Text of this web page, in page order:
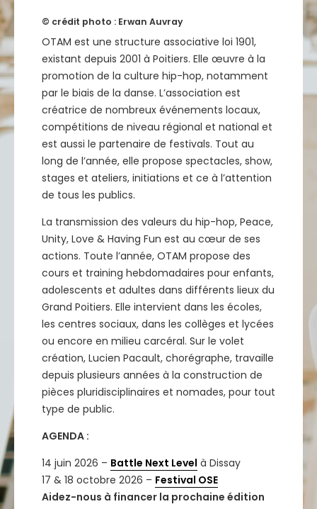
© crédit photo : Erwan Auvray
OTAM est une structure associative loi 1901,
existant depuis 2001 à Poitiers. Elle œuvre à la
promotion de la culture hip-hop, notamment
par le biais de la danse. L’association est
créatrice de nombreux événements locaux,
compétitions de niveau régional et national et
est aussi le partenaire de festivals. Tout au
long de l’année, elle propose spectacles, show,
stages et ateliers, initiations et ce à l’attention
de tous les publics.
La transmission des valeurs du hip-hop, Peace,
Unity, Love & Having Fun est au cœur de ses
actions. Toute l’année, OTAM propose des
cours et training hebdomadaires pour enfants,
adolescents et adultes dans différents lieux du
Grand Poitiers. Elle intervient dans les écoles,
les centres sociaux, dans les collèges et lycées
ou encore en milieu carcéral. Sur le volet
création, Lucien Pacault, chorégraphe, travaille
depuis plusieurs années à la construction de
pièces pluridisciplinaires et nomades, pour tout
type de public.
AGENDA :
14 juin 2026 – Battle Next Level à Dissay
17 & 18 octobre 2026 – Festival OSE
Aidez-nous à financer la prochaine édition